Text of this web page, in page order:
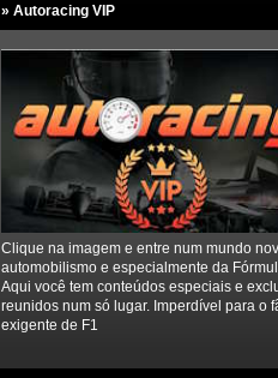
» Autoracing VIP
Clique na imagem e entre num mundo
automobilismo e especialmente da
Aqui você tem conteúdos especiais e
reunidos num só lugar. Imperdível para o
exigente de F1